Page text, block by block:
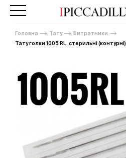
Головна Тату
Витратники
Тату голки 1005 RL, стерильні (контурні)